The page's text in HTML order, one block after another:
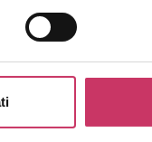
nazionale. Nel
Sud
assume l’incarico di